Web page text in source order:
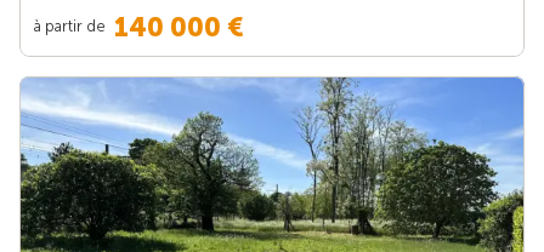
à partir de 140 000 €